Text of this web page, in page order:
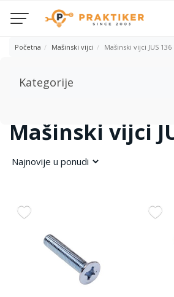
Početna Mašinski vijci Mašinski vijci JUS 136
Kategorije
Mašinski vijci